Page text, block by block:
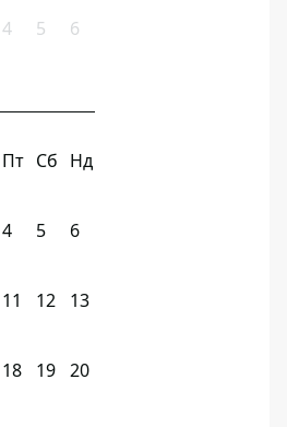
4 5 6
Пт Сб Нд
4 5 6
11 12 13
18 19 20